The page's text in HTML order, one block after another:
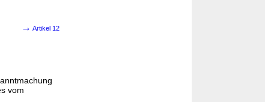
→ Artikel 12
vom